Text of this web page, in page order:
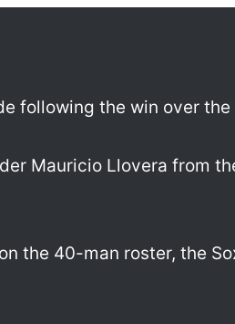
following the win over the
Mauricio Llovera from
the 40-man roster, the